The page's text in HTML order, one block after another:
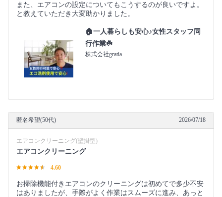
また、エアコンの設定についてもこうするのが良いですよ。
と教えていただき大変助かりました。
🏠一人暮らしも安心♪女性スタッフ同
行作業☘️
株式会社gratia
匿名希望(50代) 2026/07/18
エアコンクリーニング(壁掛型)
エアコンクリーニング
4.60
お掃除機能付きエアコンのクリーニングは初めてで多少不安
はありましたが、手際がよく作業はスムーズに進み、あっと